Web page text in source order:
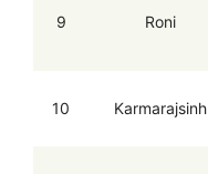
9 Roni
10 Karmarajsinh